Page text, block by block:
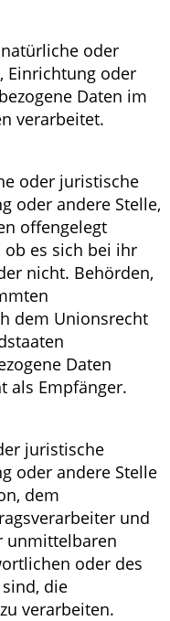
oder
Einrichtung oder
Daten im
verarbeitet.
oder juristische
oder andere Stelle,
offengelegt
es sich bei ihr
nicht. Behörden,
dem Unionsrecht
Daten
als Empfänger.
juristische
oder andere Stelle
dem
und
unmittelbaren
oder des
die
verarbeiten.